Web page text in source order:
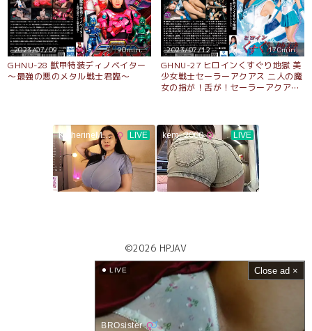
2023/07/09 90min.
GHNU-28 獣甲特装ディノベイター
〜最強の悪のメタル戦士君臨〜
2023/07/12 170min.
GHNU-27 ヒロインくすぐり地獄 美
少女戦士セーラーアクアス 二人の魔
女の指が！舌が！セーラーアクアス
LIVE
BROsister
Close ad ×
©2026 HPJAV